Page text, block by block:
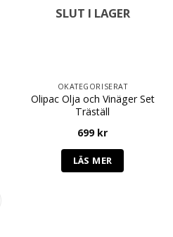
SLUT I LAGER
OKATEGORISERAT
Olipac Olja och Vinäger Set
Träställ
699 kr
LÄS MER